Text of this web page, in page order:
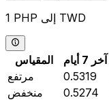
1 PHP إلى TWD
المقياس آخر 7 أيام
مرتفع
0.5319
منخفض
0.5274